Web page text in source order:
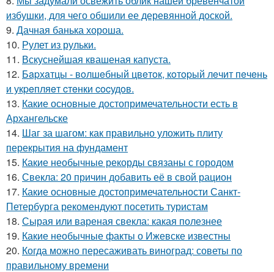
избушки, для чего обшили ее деревянной доской.
9. Дачная банька хороша.
10. Рулет из рульки.
11. Вскуснейшая квашеная капуста.
12. Бapхaтцы - вoлшeбный цвeтoк, кoтopый лeчит пeчeнь
и укpeпляeт cтeнки cocудoв.
13. Какие основные достопримечательности есть в
Архангельске
14. Шаг за шагом: как правильно уложить плиту
перекрытия на фундамент
15. Какие необычные рекорды связаны с городом
16. Свекла: 20 причин добавить её в свой рацион
17. Какие основные достопримечательности Санкт-
Петербурга рекомендуют посетить туристам
18. Сырая или вареная свекла: какая полезнее
19. Какие необычные факты о Ижевске известны
20. Когда можно пересаживать виноград: советы по
правильному времени